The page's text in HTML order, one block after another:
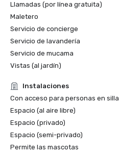
Llamadas (por línea gratuita)
Maletero
Servicio de concierge
Servicio de lavandería
Servicio de mucama
Vistas (al jardín)
Instalaciones
Con acceso para personas en
Espacio (al aire libre)
Espacio (privado)
Espacio (semi-privado)
Permite las mascotas